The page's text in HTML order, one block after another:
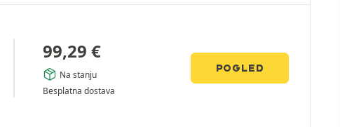
99,29 €
Na stanju
Besplatna dostava
POGLED